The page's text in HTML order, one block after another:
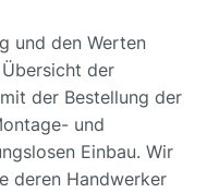
und den Werten
der
der Bestellung der
und
Einbau. Wir
deren Handwerker